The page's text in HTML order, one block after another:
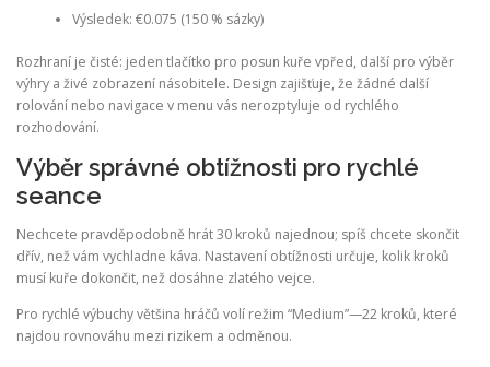
Výsledek: €0.075 (150 % sázky)
Rozhraní je čisté: jeden tlačítko pro posun kuře vpřed, další pro výběr
výhry a živé zobrazení násobitele. Design zajišťuje, že žádné další
rolování nebo navigace v menu vás nerozptyluje od rychlého
rozhodování.
Výběr správné obtížnosti pro rychlé
seance
Nechcete pravděpodobně hrát 30 kroků najednou; spíš chcete skončit
dřív, než vám vychladne káva. Nastavení obtížnosti určuje, kolik kroků
musí kuře dokončit, než dosáhne zlatého vejce.
Pro rychlé výbuchy většina hráčů volí režim “Medium”—22 kroků, které
najdou rovnováhu mezi rizikem a odměnou.